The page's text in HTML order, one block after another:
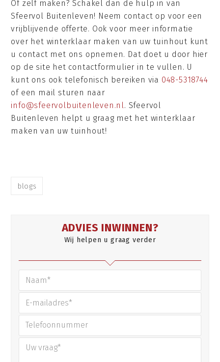
Of zelf maken? Schakel dan de hulp in van
Sfeervol Buitenleven! Neem contact op voor een
vrijblijvende offerte. Ook voor meer informatie
over het winterklaar maken van uw tuinhout kunt
u contact met ons opnemen. Dat doet u door hier
op de site het contactformulier in te vullen. U
kunt ons ook telefonisch bereiken via 048-5318744
of een mail sturen naar
info@sfeervolbuitenleven.nl. Sfeervol
Buitenleven helpt u graag met het winterklaar
maken van uw tuinhout!
blogs
ADVIES INWINNEN?
Wij helpen u graag verder